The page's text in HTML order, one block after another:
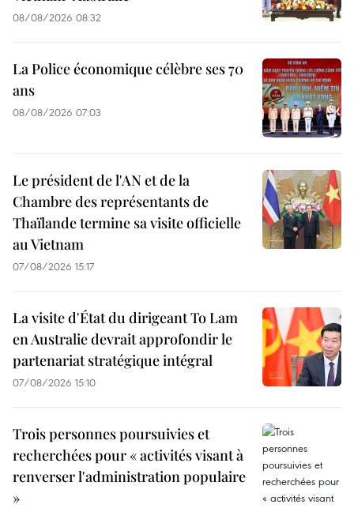
08/08/2026 08:32
La Police économique célèbre ses 70
ans
08/08/2026 07:03
Le président de l'AN et de la
Chambre des représentants de
Thaïlande termine sa visite officielle
au Vietnam
07/08/2026 15:17
La visite d'État du dirigeant To Lam
en Australie devrait approfondir le
partenariat stratégique intégral
07/08/2026 15:10
Trois personnes poursuivies et
recherchées pour « activités visant à
renverser l'administration populaire
»